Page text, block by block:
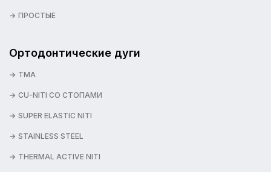
ПРОСТЫЕ
Ортодонтические дуги
TMA
CU-NITI СО СТОПАМИ
SUPER ELASTIC NITI
STAINLESS STEEL
THERMAL ACTIVE NITI